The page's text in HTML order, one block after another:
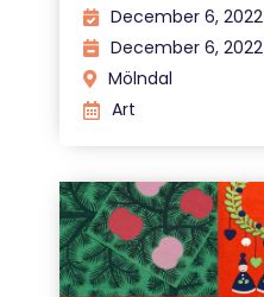
December 6, 2022
December 6, 2022
Mölndal
Art